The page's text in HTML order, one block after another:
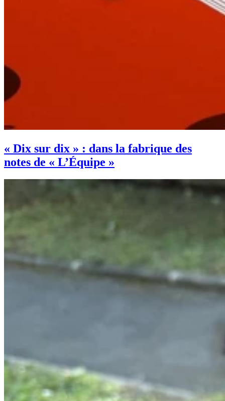
« Dix sur dix » : dans la fabrique des
notes de « L’Équipe »